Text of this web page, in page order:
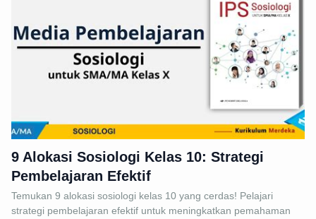
9 Alokasi Sosiologi Kelas 10: Strategi
Pembelajaran Efektif
Temukan 9 alokasi sosiologi kelas 10 yang cerdas! Pelajari
strategi pembelajaran efektif untuk meningkatkan pemahaman